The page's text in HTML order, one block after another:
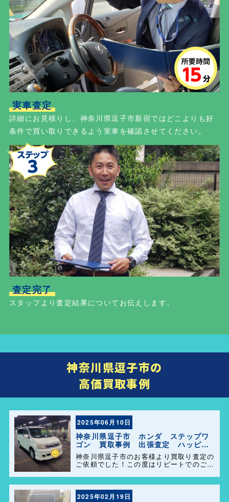
実車査定
詳細にお見積りし、神奈川県逗子市新宿ではどこよりも好
条件で買い取りできるよう実車を確認させてください。
査定完了
スタッフより査定結果についてお伝えします。
神奈川県逗子市の
高価買取事例
2025年06月10日
神奈川県逗子市 ホンダ ステップワ
ゴン 買取事例 出張査定 ハッピー
カーズ港南店！
神奈川県逗子市のお客様より買取り査定の
ご依頼でした！この度はリピートでのご利
車を迅速かつ丁寧に対応させていただきま
した。 今後ともよろしくお願いします＼
(^o^)／
2025年02月19日